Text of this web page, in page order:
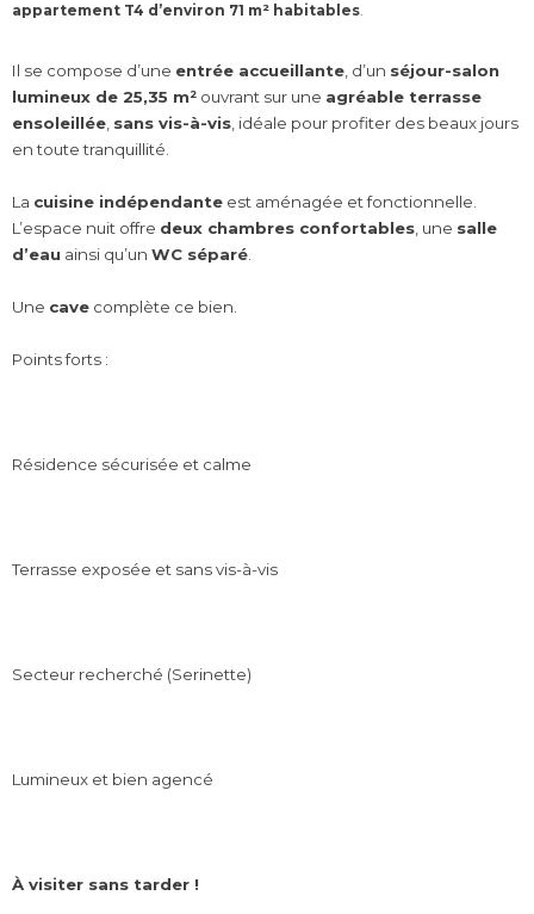
appartement T4 d’environ 71 m² habitables.
Il se compose d’une entrée accueillante , d’un séjour-salon
lumineux de 25,35 m² ouvrant sur une agréable terrasse
ensoleillée sans vis-à-vis , idéale pour profiter des beaux jours
en toute tranquillité.
La cuisine indépendante est aménagée et fonctionnelle.
L’espace nuit offre deux chambres confortables , une salle
d’eau ainsi qu’un WC séparé
Une cave complète ce bien.
Points forts :
Résidence sécurisée et calme
Terrasse exposée et sans vis-à-vis
Secteur recherché (Serinette)
Lumineux et bien agencé
À visiter sans tarder !